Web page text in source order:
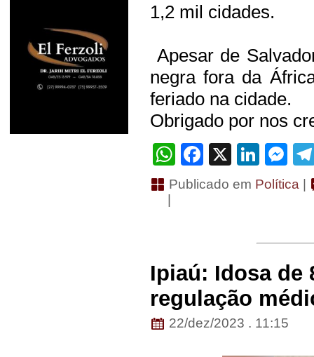
1,2 mil cidades.
Apesar de
negra fora da
feriado na cidade.
Obrigado por nos
WhatsApp
Facebook
X
Publicado em Política |
Ipiaú: Idosa de
regulação
22/dez/2023 . 11:15